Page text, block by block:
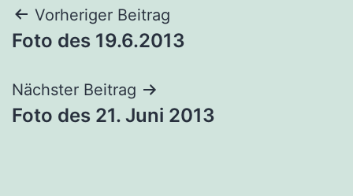
Beitragsnavigation
Vorheriger Beitrag
Foto des 19.6.2013
Nächster Beitrag
Foto des 21. Juni 2013